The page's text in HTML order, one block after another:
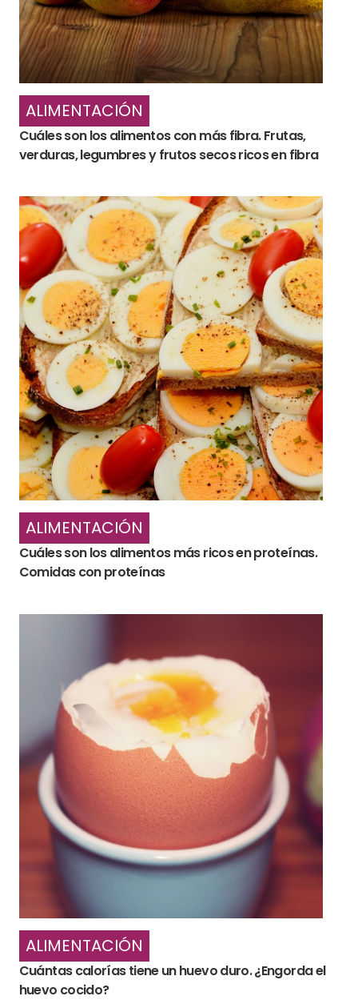
ALIMENTACIÓN
Cuáles son los alimentos con más fibra. Frutas,
verduras, legumbres y frutos secos ricos en fibra
ALIMENTACIÓN
Cuáles son los alimentos más ricos en proteínas.
Comidas con proteínas
ALIMENTACIÓN
Cuántas calorías tiene un huevo duro. ¿Engorda el
huevo cocido?